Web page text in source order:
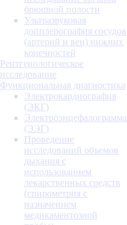
брюшной полости
Ультразвуковая
допплерография сосудов
(артерий и вен) нижних
конечностей
Рентгенологическое
исследование
Функциональная диагностика
Электрокардиография
(ЭКГ)
Электроэнцефалограмма
(ЭЭГ)
Проведение
исследований объемов
дыхания с
использованием
лекарственных средств
(спирометрия с
назначением
медикаментозной